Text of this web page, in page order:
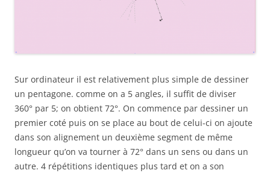
Sur ordinateur il est relativement plus simple de dessiner
un pentagone. comme on a 5 angles, il suffit de diviser
360° par 5; on obtient 72°. On commence par dessiner un
premier coté puis on se place au bout de celui-ci on ajoute
dans son alignement un deuxième segment de même
longueur qu’on va tourner à 72° dans un sens ou dans un
autre. 4 répétitions identiques plus tard et on a son